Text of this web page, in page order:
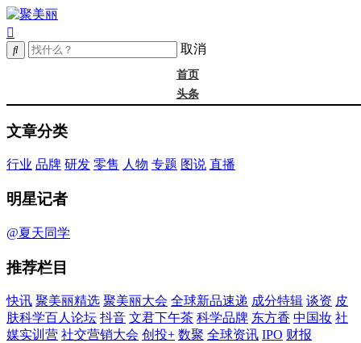
取消
首页
头条
成分
中国妆
实训营
文章分类
行业 品牌 研发 零售 人物 专题 图说 直播
明星记者
@夏天同学
推荐栏目
快讯 聚美丽精选 聚美丽大会 全球新品速递 成分特辑 谈资 皮
肤科学百人论坛 抖音 文君下午茶 科学品牌 东方香 中国妆 社
媒实训营 社交营销大会 创投+ 数聚 全球资讯 IPO 财报